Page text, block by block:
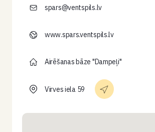
spars@ventspils.lv
www.spars.ventspils.lv
Airēšanas bāze "Dampeļi"
Virves iela 59